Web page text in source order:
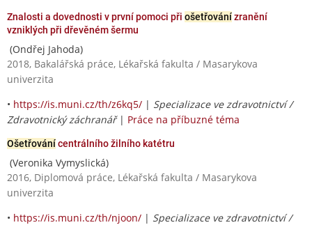
Znalosti a dovednosti v první pomoci při ošetřovánízranění
vzniklých při dřevěném šermu
(Ondřej Jahoda)
2018, Bakalářská práce, Lékařská fakulta / Masarykova
univerzita
• https://is.muni.cz/th/z6kq5/ | Specializace ve zdravotnictví /
Zdravotnický záchranář| Práce na příbuzné téma
Ošetřovánícentrálního žilního katétru
(Veronika Vymyslická)
2016, Diplomová práce, Lékařská fakulta / Masarykova
univerzita
• https://is.muni.cz/th/njoon/ | Specializace ve zdravotnictví /